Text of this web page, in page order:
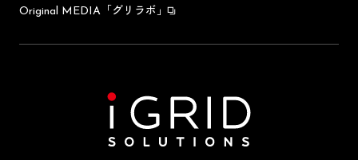
Original MEDIA 「グリラボ」